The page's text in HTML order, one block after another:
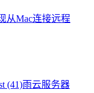
从Mac连接远程
(41)雨云服务器